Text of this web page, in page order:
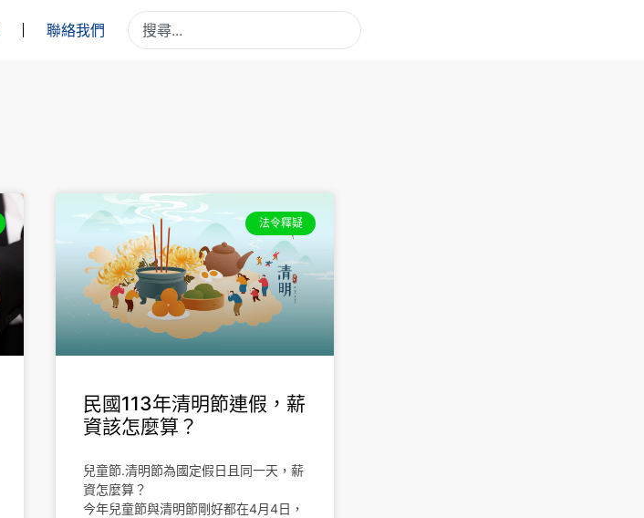
聯絡我們
法令釋疑
民國113年清明節連假，薪
資該怎麼算？
兒童節.清明節為國定假日且同一天，薪
資怎麼算？
今年兒童節與清明節剛好都在4月4日，